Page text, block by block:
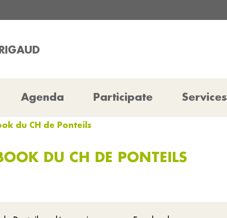
Agenda Participate Services
du CH de Ponteils
DU CH DE PONTEILS